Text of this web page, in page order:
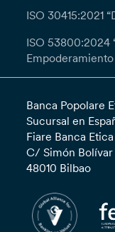
ISO 30415:2021
ISO 53800:2024
Banca Popolare
Sucursal en
Fiare Banca Etica
C/ Simón Bolívar
48010 Bilbao